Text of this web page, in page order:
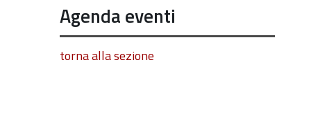
Agenda eventi
torna alla sezione